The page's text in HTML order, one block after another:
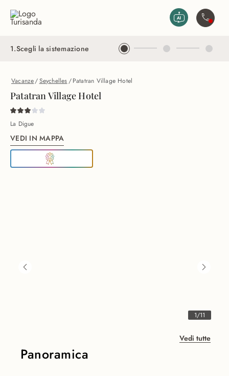
1.Scegli la sistemazione
Vacanze/Seychelles/Patatran Village Hotel
Patatran Village Hotel
La Digue
VEDI IN MAPPA
1/11
Vedi tutte
Panoramica